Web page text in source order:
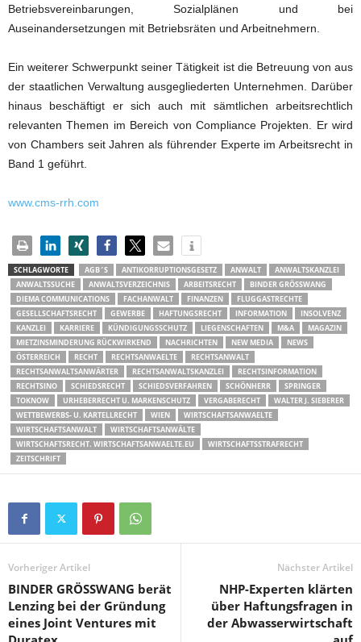
Betriebsvereinbarungen, Sozialplänen und bei
Auseinandersetzungen mit Betriebsräten und Arbeitnehmern.
Ein weiterer Schwerpunkt seiner Tätigkeit ist die Betreuung von aus
der staatlichen Verwaltung ausgegliederten Unternehmen. Darüber
hinaus beschäftigt er sich auch mit sämtlichen arbeitsrechtlich
relevanten Themen im Bereich von Compliance Projekten. Er wird
von Chambers seit Jahren als führender Experte im Arbeitsrecht in
Band 1 geführt.
www.cms-rrh.com
SCHLAGWORTE AGB´S ANTIKORRUPTIONSGESETZ ANWALT
ANWALTSKANZLEI
ANWALTSSUCHE
ANWALTSVERZEICHNIS ARBEITSRECHT
BINDER GRÖSSWANG
DIEMA COMMUNICATIONS
FACHANWALT FINANZEN
FLUGGASTRECHTE
GESELLSCHAFTSRECHT
GEWERBE HAFTUNGSRECHT INFORMATION
INSOLVENZ
KANZLEI
KARRIERE KÜNDIGUNGSSCHUTZ LIEGENSCHAFTEN M&A
MAGAZIN
MIETZINSMINDERUNG RÜCKWIRKEND
NACHRICHTEN NEW MEDIA
NEWS
ÖSTERREICH
RECHT RECHTSANWAELTE
RECHTSANWALT
RECHTSANWALTSANWÄRTER
RECHTSANWALTSKANZLEI
RECHTSINFORMATION
RECHTSINO
SCHIEDSRECHT SCHIEDSVERFAHREN SCHÖNHERR
SPRINGER
TOKNOW
URHEBERRECHT U. MARKENSCHUTZ VERGABERECHT
WALTER J. SIEBERER
WETTBEWERBS- U. KARTELLRECHT
WIEN
WIRTSCHAFTSANWAELTE
WIRTSCHAFTSANWALT
WIRTSCHAFTSANWÄLTE
WIRTSCHAFTSRECHT. WIRTSCHAFTSANWAELTE.EU
WIRTSCHAFTSSTRAFRECHT
ZEITSCHRIFT
Vorheriger Artikel
BINDER GRÖSSWANG berät
Lenzing bei der Gründung
eines Joint Ventures mit
Nächster Artikel
NHP-Experten klärten
über Haftungsfragen in
der Abwasserwirtschaft